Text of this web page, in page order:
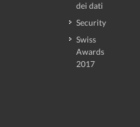
dei dati
Security
Swiss
Awards
2017